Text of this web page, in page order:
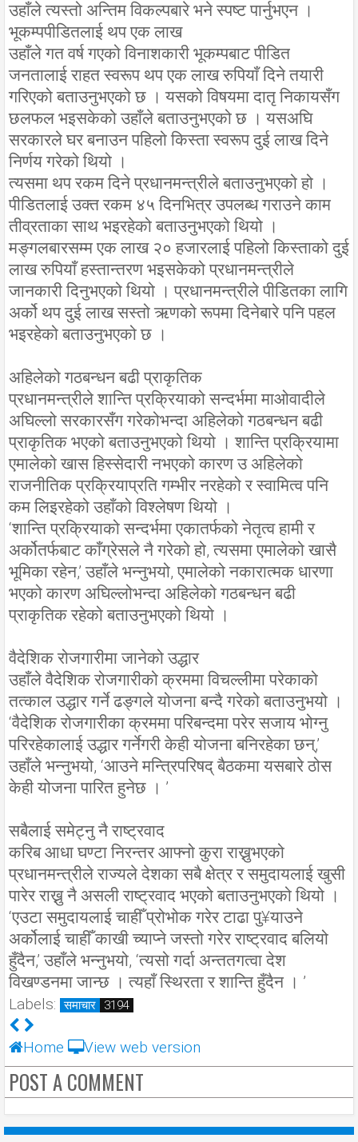
उहाँले त्यस्तो अन्तिम विकल्पबारे भने स्पष्ट पार्नुभएन ।
भूकम्पपीडितलाई थप एक लाख
उहाँले गत वर्ष गएको विनाशकारी भूकम्पबाट पीडित
जनतालाई राहत स्वरूप थप एक लाख रुपियाँ दिने तयारी
गरिएको बताउनुभएको छ । यसको विषयमा दातृ निकायसँग
छलफल भइसकेको उहाँले बताउनुभएको छ । यसअघि
सरकारले घर बनाउन पहिलो किस्ता स्वरूप दुई लाख दिने
निर्णय गरेको थियो ।
त्यसमा थप रकम दिने प्रधानमन्त्रीले बताउनुभएको हो ।
पीडितलाई उक्त रकम ४५ दिनभित्र उपलब्ध गराउने काम
तीव्रताका साथ भइरहेको बताउनुभएको थियो ।
मङ्गलबारसम्म एक लाख २० हजारलाई पहिलो किस्ताको दुई
लाख रुपियाँ हस्तान्तरण भइसकेको प्रधानमन्त्रीले
जानकारी दिनुभएको थियो । प्रधानमन्त्रीले पीडितका लागि
अर्को थप दुई लाख सस्तो ऋणको रूपमा दिनेबारे पनि पहल
भइरहेको बताउनुभएको छ ।
अहिलेको गठबन्धन बढी प्राकृतिक
प्रधानमन्त्रीले शान्ति प्रक्रियाको सन्दर्भमा माओवादीले
अघिल्लो सरकारसँग गरेकोभन्दा अहिलेको गठबन्धन बढी
प्राकृतिक भएको बताउनुभएको थियो । शान्ति प्रक्रियामा
एमालेको खास हिस्सेदारी नभएको कारण उ अहिलेको
राजनीतिक प्रक्रियाप्रति गम्भीर नरहेको र स्वामित्व पनि
कम लिइरहेको उहाँको विश्लेषण थियो ।
‘शान्ति प्रक्रियाको सन्दर्भमा एकातर्फको नेतृत्व हामी र
अर्कोतर्फबाट काँग्रेसले नै गरेको हो, त्यसमा एमालेको खासै
भूमिका रहेन,’ उहाँले भन्नुभयो, एमालेको नकारात्मक धारणा
भएको कारण अघिल्लोभन्दा अहिलेको गठबन्धन बढी
प्राकृतिक रहेको बताउनुभएको थियो ।
वैदेशिक रोजगारीमा जानेको उद्धार
उहाँले वैदेशिक रोजगारीको क्रममा विचल्लीमा परेकाको
तत्काल उद्धार गर्ने ढङ्गले योजना बन्दै गरेको बताउनुभयो ।
‘वैदेशिक रोजगारीका क्रममा परिबन्दमा परेर सजाय भोग्नु
परिरहेकालाई उद्धार गर्नेगरी केही योजना बनिरहेका छन्,’
उहाँले भन्नुभयो, ‘आउने मन्त्रिपरिषद् बैठकमा यसबारे ठोस
केही योजना पारित हुनेछ । ’
सबैलाई समेट्नु नै राष्ट्रवाद
करिब आधा घण्टा निरन्तर आफ्नो कुरा राख्नुभएको
प्रधानमन्त्रीले राज्यले देशका सबै क्षेत्र र समुदायलाई खुसी
पारेर राख्नु नै असली राष्ट्रवाद भएको बताउनुभएको थियो ।
‘एउटा समुदायलाई चाहीँ प्रोभोक गरेर टाढा पु¥याउने
अर्कोलाई चाहीँ काखी च्याप्ने जस्तो गरेर राष्ट्रवाद बलियो
हुँदैन,’ उहाँले भन्नुभयो, ‘त्यसो गर्दा अन्ततगत्वा देश
विखण्डनमा जान्छ । त्यहाँ स्थिरता र शान्ति हुँदैन । ’
Labels: समाचार 3194
Home View web version
POST A COMMENT